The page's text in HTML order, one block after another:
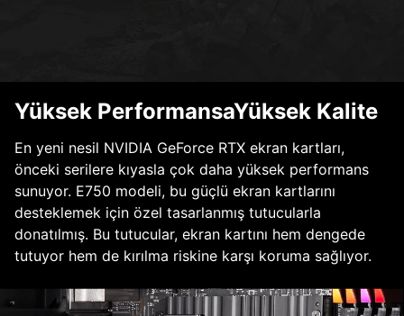
Yüksek PerformansaYüksek Kalite
En yeni nesil NVIDIA GeForce RTX ekran kartları,
önceki serilere kıyasla çok daha yüksek performans
sunuyor. E750 modeli, bu güçlü ekran kartlarını
desteklemek için özel tasarlanmış tutucularla
donatılmış. Bu tutucular, ekran kartını hem dengede
tutuyor hem de kırılma riskine karşı koruma sağlıyor.